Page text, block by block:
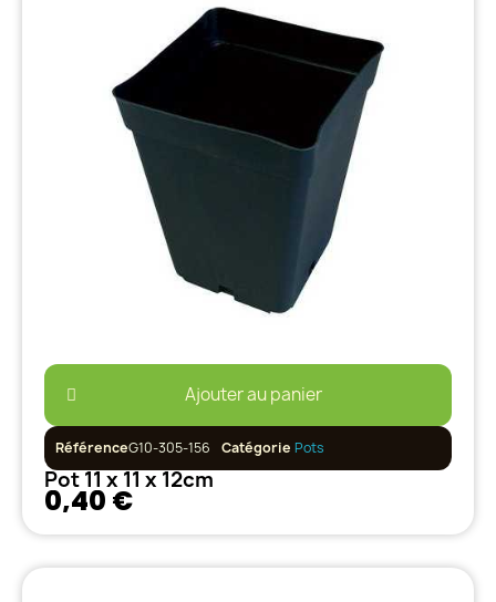
Ajouter au panier
RéférenceG10-305-156 Catégorie Pots
Pot 11 x 11 x 12cm
0,40 €